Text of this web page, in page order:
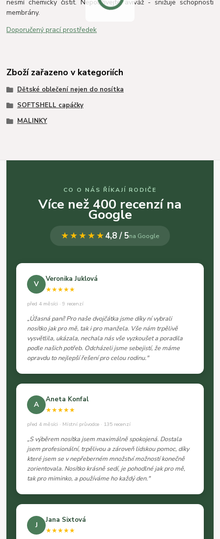
nesmí chemicky čistit. Nepoužívejte aviváž - snižuje schopnosti
membrány.
Doporučený prací prostředek
Zboží zařazeno v kategoriích
Dětské oblečení nejen do nosítka
SOFTSHELL capáčky
MALINKY
CO O NÁS ŘÍKAJÍ RODIČE
Více než 400 recenzí na
Google
★★★★★4,8 / 5na Google
V
Veronika Juklová
★★★★★
před 4 měsíci · 9 recenzí
„Úžasná paní! Pro naše dvojčátka jsme díky ní vybrali
nosítko jak pro mě, tak i pro manžela. Vše nám trpělivě
vysvětlila, ukázala, nechala nás vše vyzkoušet a poradila
podle našich potřeb. Odcházeli jsme sebejistí, že máme
opravdu to nejlepší řešení pro celou rodinu."
A
Aneta Konfal
★★★★★
před 4 měsíci · Místní průvodce · 135 recenzí
„S výběrem nosítka jsem maximálně spokojená. Dostala
jsem profesionální, trpělivou a zároveň lidskou pomoc, díky
které jsem se v nepřeberném množství možností konečně
zorientovala. Nosítko krásně sedí, je pohodlné jak pro mě,
tak pro miminko, a používáme ho každý den."
J
Jana Sixtová
★★★★★